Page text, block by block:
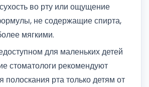
во рту или ощущение
не содержащие спирта,
мягкими.
для маленьких детей
стоматологи рекомендуют
полоскания рта только детям от